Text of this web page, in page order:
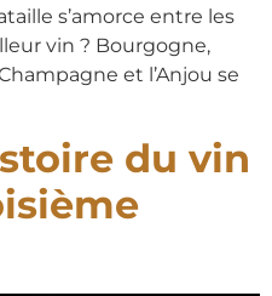
s’amorce entre les
vin ? Bourgogne,
et l’Anjou se
du vin